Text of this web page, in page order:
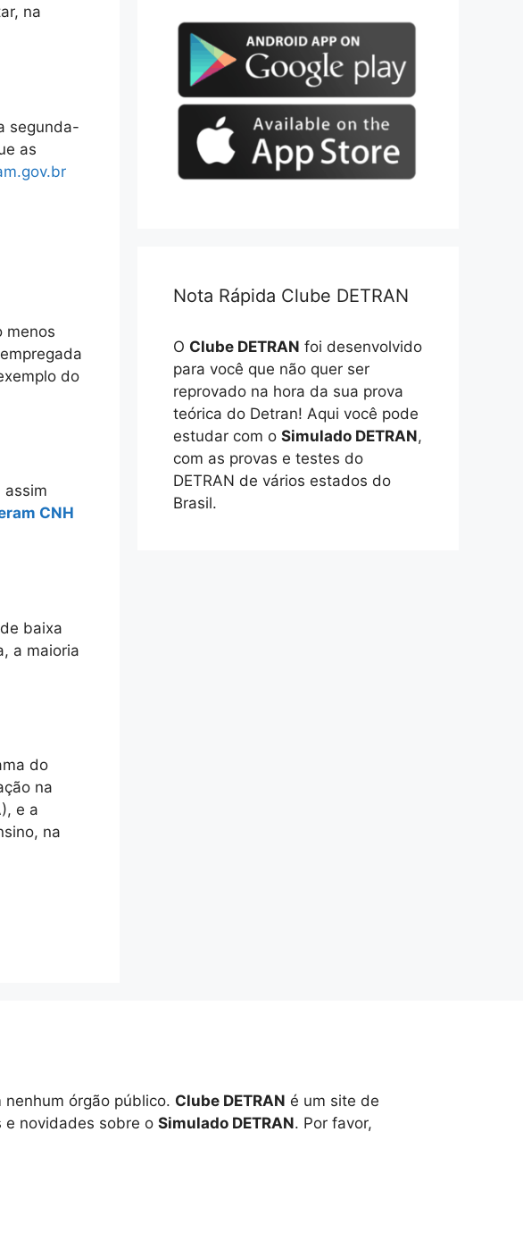
na
segunda-
as
menos
do
assim
CNH
baixa
a maioria
do
na
e a
na
Nota Rápida Clube DETRAN
O Clube DETRAN foi desenvolvido
para você que não quer ser
reprovado na hora da sua prova
teórica do Detran! Aqui você pode
estudar com o Simulado DETRAN,
com as provas e testes do
DETRAN de vários estados do
Brasil.
órgão público. Clube DETRAN é um site de
e novidades sobre o Simulado DETRAN. Por favor,